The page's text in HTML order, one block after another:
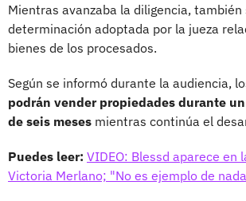
Mientras avanzaba la diligencia, también
determinación adoptada por la jueza
bienes de los procesados.
Según se informó durante la audiencia,
podrán vender propiedades durante
de seis meses mientras continúa el
Puedes leer: VIDEO: Blessd aparece en
Victoria Merlano; "No es ejemplo de